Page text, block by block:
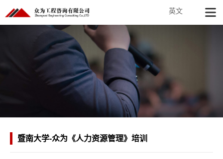
英文
暨南大学-众为《人力资源管理》培训